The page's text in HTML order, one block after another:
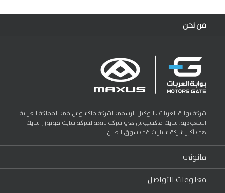
من نحن
شركة بوابة العربات ، الوكيل الرسمي لشركة ماكسوس في المملكة العربية
السعودية. سايك ماكسيوس هي شركة تابعة لشركة سايك موتورز سايك
هي أكبر شركة سيارات في سوق الصين.
قانوني
معلومات التواصل